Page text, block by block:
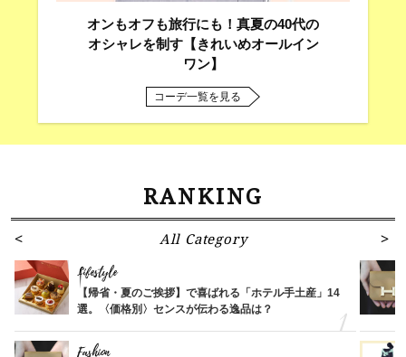
オンもオフも旅行にも！真夏の40代の
オシャレを制す【きれいめオールイン
ワン】
コーデ一覧を見る
RANKING
All Category
Lifestyle
【帰省・夏のご挨拶】で喜ばれる「ホテル手土産」14
選。〈価格別〉センスが伝わる逸品は？
Fashion